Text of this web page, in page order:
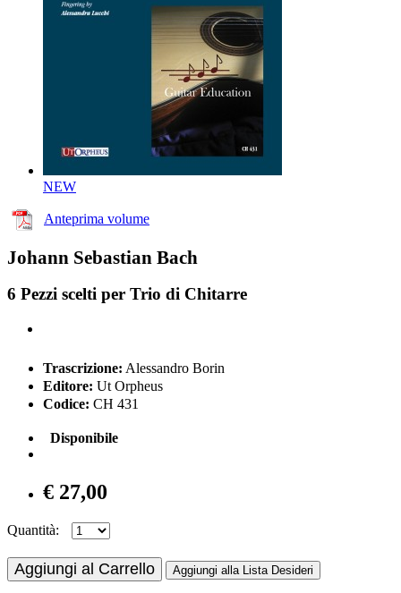
NEW
Anteprima volume
Johann Sebastian Bach
6 Pezzi scelti per Trio di Chitarre
Trascrizione: Alessandro Borin
Editore: Ut Orpheus
Codice: CH 431
Disponibile
€ 27,00
Quantità:
Aggiungi al Carrello Aggiungi alla Lista Desideri